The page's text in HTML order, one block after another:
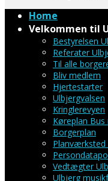
Home
Velkommen til
Bestyrelsen
Referater
Til alle
Bliv medlem
Hjertestarter
Ulbjergvalsen
Kringlerevyen
Køreplan Bus
Borgerplan
Planværksted
Vedtægter
Ulbjerg